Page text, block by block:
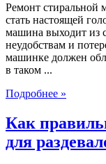
Ремонт стиральной
стать настоящей
машина выходит из
неудобствам и
машинке должен
в таком ...
Подробнее »
Как
для